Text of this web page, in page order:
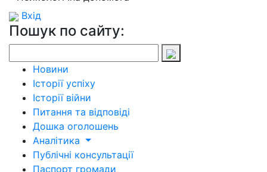
Вхід
Пошук по сайту:
Новини
Історії успіху
Історії війни
Питання та відповіді
Дошка оголошень
Аналітика
Публічні консультації
Паспорт громади